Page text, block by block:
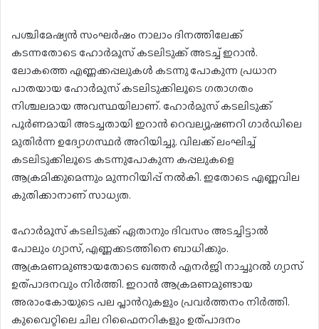
പശ്ചിമേഷ്യൻ സംഘർഷം നാലാം ദിനത്തിലേക്ക്
കടന്നതോടെ ഹോർമൂസ് കടലിടുക്ക് അടച്ച് ഇറാൻ.
ലോകത്തെ എണ്ണക്കപ്പലുകൾ കടന്നു പോകുന്ന പ്രധാന
പാതയായ ഹോർമുസ് കടലിടുക്കിലൂടെ ഗതാഗതം
നിശ്ചലമായ അവസ്ഥയിലാണ്. ഹോർമുസ് കടലിടുക്ക്
പൂർണമായി അടച്ചതായി ഇറാൻ റെവല്യൂഷണറി ഗാർഡിലെ
മുതിർന്ന ഉദ്യോഗസ്ഥർ അറിയിച്ചു. വിലക്ക് ലംഘിച്ച്
കടലിടുക്കിലൂടെ കടന്നുപോകുന്ന കപ്പലുകളെ
ആക്രമിക്കുമെന്നും മുന്നറിയിപ്പ് നൽകി. ഇതോടെ എണ്ണവില
കുതിക്കാനാണ് സാധ്യത.
ഹോർമൂസ് കടലിടുക്ക് ഏതാനും ദിവസം അടച്ചിട്ടാല്‍
പോലും ഗ്യാസ്, എണ്ണക്കടത്തിനെ ബാധിക്കും.
ആക്രമണമുണ്ടായതോടെ ഖത്തർ എനർജി നാച്ചുറൽ ഗ്യാസ്
ഉത്പാദനവും നിർത്തി. ഇറാൻ ആക്രമണമുണ്ടായ
അരാംകോയുടെ പല പ്ലാന്‍റുകളും പ്രവര്‍ത്തനം നിർത്തി.
കുവൈറ്റിലെ ചില റിഫൈനറികളും ഉത്പാദനം